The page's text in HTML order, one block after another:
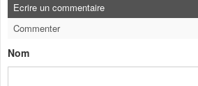
Ecrire un commentaire
Commenter
Nom